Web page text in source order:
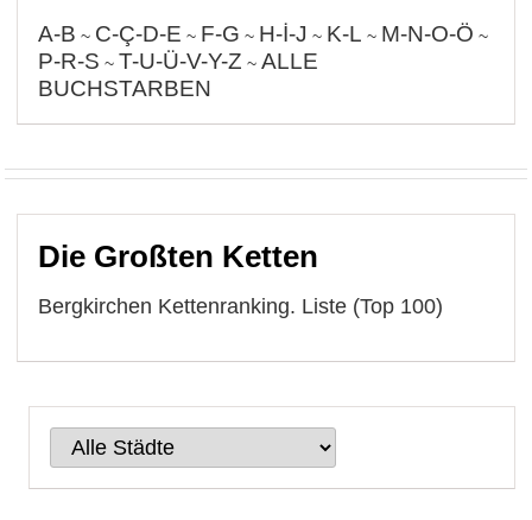
A-B ~ C-Ç-D-E ~ F-G ~ H-İ-J ~ K-L ~ M-N-O-Ö ~
P-R-S ~ T-U-Ü-V-Y-Z ~ALLE
BUCHSTARBEN
Die Großten Ketten
Bergkirchen Kettenranking. Liste (Top 100)